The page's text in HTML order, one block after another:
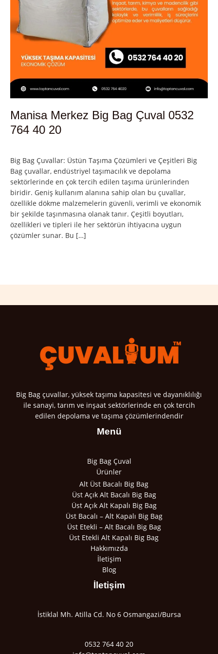
Manisa Merkez Big Bag Çuval 0532
764 40 20
Big Bag Çuvallar: Üstün Taşıma Çözümleri ve Çeşitleri Big
Bag çuvallar, endüstriyel taşımacılık ve depolama
sektörlerinde en çok tercih edilen taşıma ürünlerinden
biridir. Geniş kullanım alanına sahip olan bu çuvallar,
özellikle dökme malzemelerin güvenli, verimli ve ekonomik
bir şekilde taşınmasına olanak tanır. Çeşitli boyutları,
özellikleri ve tipleri ile her sektörün ihtiyacına uygun
çözümler sunar. Bu […]
Big Bag çuvallar, yüksek taşıma kapasitesi ve dayanıklılığı
ile sanayi, tarım ve inşaat sektörlerinde en çok tercih
edilen depolama ve taşıma çözümlerindendir
Menü
Big Bag Çuval
Ürünler
Alt Üst Bacalı Big Bag
Üst Açık Alt Bacalı Big Bag
Üst Açık Alt Kapalı Big Bag
Üst Bacalı – Alt Kapalı Big Bag
Üst Etekli – Alt Bacalı Big Bag
Üst Etekli Alt Kapalı Big Bag
Hakkımızda
İletişim
Blog
İletişim
İstiklal Mh. Atilla Cd. No 6 Osmangazi/Bursa
0532 764 40 20